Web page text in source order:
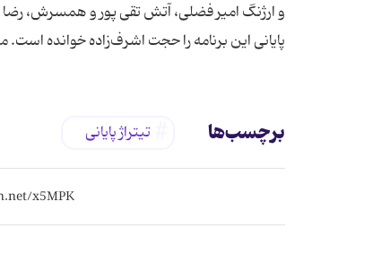
و ارژنگ امیر فضلی، آتش تقی پور و همسرش، رضا
پایانی این برنامه را حجت اشرف‌زاده خوانده است.
برچسب‌ها تیتراژ پایانی